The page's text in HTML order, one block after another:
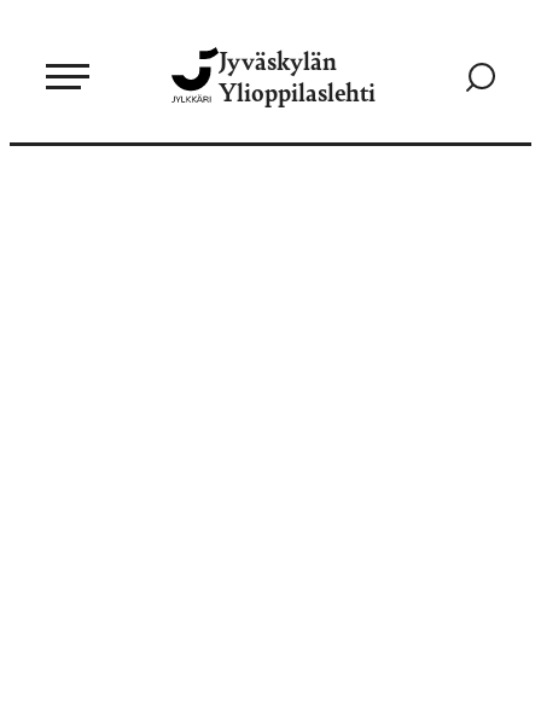
sisältöön
Jyväskylän
Ylioppilaslehti
Siirry